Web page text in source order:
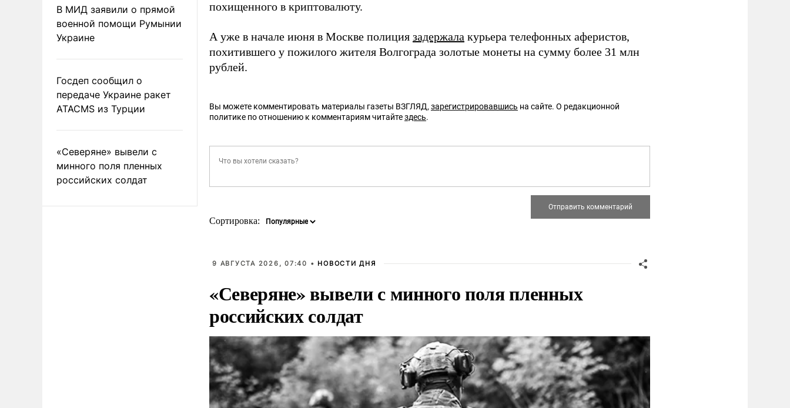
В МИД заявили о прямой
военной помощи Румынии
Украине
Госдеп сообщил о
передаче Украине ракет
ATACMS из Турции
«Северяне» вывели с
минного поля пленных
российских солдат
похищенного в криптовалюту.
А уже в начале июня в Москве полиция задержала курьера телефонных аферистов,
похитившего у пожилого жителя Волгограда золотые монеты на сумму более 31 млн
рублей.
Вы можете комментировать материалы газеты ВЗГЛЯД, зарегистрировавшись на сайте. О редакционной
политике по отношению к комментариям читайтездесь.
Сортировка:
9 АВГУСТА 2026, 07:40 • НОВОСТИ ДНЯ
«Северяне» вывели с минного поля пленных
российских солдат